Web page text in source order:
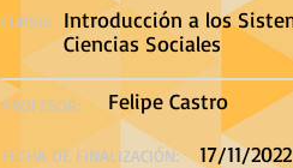
CURSO:
Introducción a los
Ciencias Sociales
PROFESOR: Felipe Castro
FECHA DE FINALIZACIÓN: 17/11/2022